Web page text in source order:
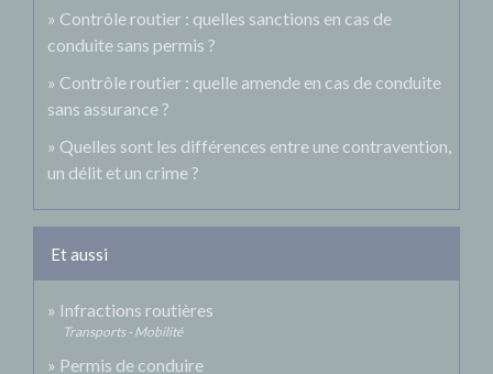
Contrôle routier : quelles sanctions en cas de
conduite sans permis ?
Contrôle routier : quelle amende en cas de conduite
sans assurance ?
Quelles sont les différences entre une contravention,
un délit et un crime ?
Et aussi
Infractions routières
Transports - Mobilité
Permis de conduire